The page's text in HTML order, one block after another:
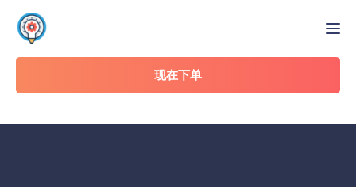
现在下单